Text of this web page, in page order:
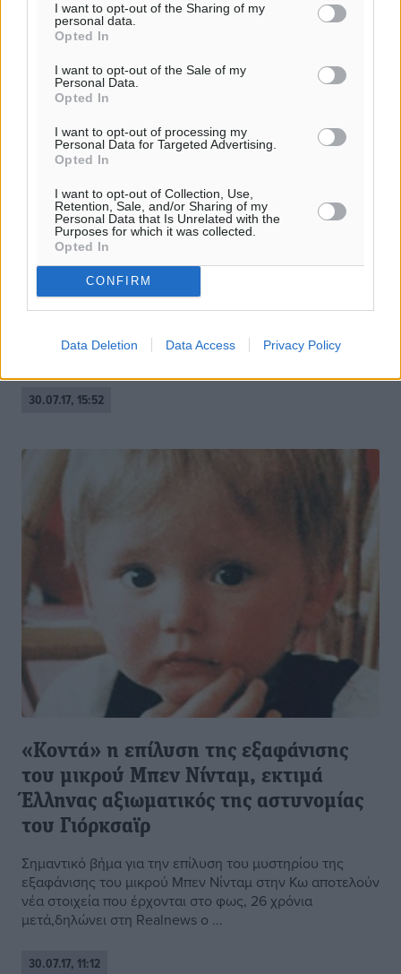
I want to opt-out of the Sharing of my
personal data.
Opted In
I want to opt-out of the Sale of my
Personal Data.
Opted In
I want to opt-out of processing my
Personal Data for Targeted Advertising.
Opted In
I want to opt-out of Collection, Use,
Retention, Sale, and/or Sharing of my
Personal Data that Is Unrelated with the
Purposes for which it was collected.
Opted In
CONFIRM
Data Deletion Data Access Privacy Policy
Ο Δήμαρχος Ρόδου, για το πρόβλημα
του νερού
Ο Δήμαρχος Ρόδου μίλησε στον Λάζο Μαντικό και στους
το ηχητικό Δείτε περισσότερα άρθρα μας στα
αποτελέσματα αναζήτησης Add ...
30.07.17, 15:52
«Κοντά» η επίλυση της εξαφάνισης
του μικρού Μπεν Νίνταμ, εκτιμά
Έλληνας αξιωματικός της αστυνομίας
του Γιόρκσαϊρ
Σημαντικό βήμα για την επίλυση του μυστηρίου της
εξαφάνισης του μικρού Μπεν Νίνταμ στην Κω αποτελούν
νέα στοιχεία που έρχονται στο φως, 26 χρόνια
μετά,δηλώνει στη Realnews ο ...
30.07.17, 11:12